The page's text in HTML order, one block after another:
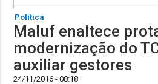
Política
Maluf enaltece
modernização do
auxiliar gestores
24/11/2016 - 08:18